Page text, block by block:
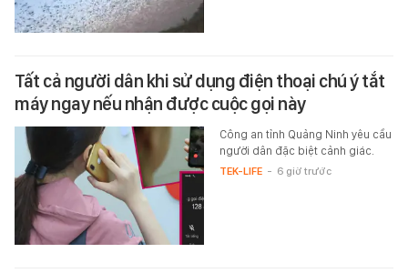
Tất cả người dân khi sử dụng điện thoại chú ý tắt
máy ngay nếu nhận được cuộc gọi này
Công an tỉnh Quảng Ninh yêu cầu
người dân đặc biệt cảnh giác.
TEK-LIFE - 6 giờ trước